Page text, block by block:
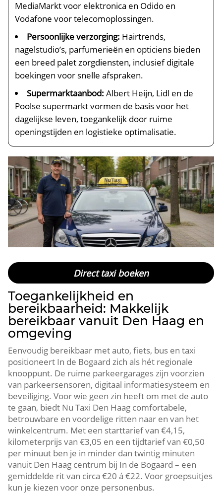
MediaMarkt voor elektronica en Odido en
Vodafone voor telecomoplossingen.​
Persoonlijke verzorging: Hairtrends,
nagelstudio’s, parfumerieën en opticiens bieden
een breed palet zorgdiensten, inclusief digitale
boekingen voor snelle afspraken.​
Supermarktaanbod: Albert Heijn, Lidl en de
Poolse supermarkt vormen de basis voor het
dagelijkse leven, toegankelijk door ruime
openingstijden en logistieke optimalisatie.​
Direct taxi boeken
Toegankelijkheid en
bereikbaarheid: Makkelijk
bereikbaar vanuit Den Haag en
omgeving
Eenvoudig bereikbaar met auto, fiets, bus en taxi
positioneert In de Bogaard zich als hét regionale
knooppunt.​ De ruime parkeergarages zijn voorzien
van parkeersensoren, digitaal informatiesysteem en
beveiliging.​ Voor wie geen zin heeft om met de auto
te gaan, biedt Nu Taxi Den Haag comfortabele,
betrouwbare en voordelige ritten naar en van het
winkelcentrum.​ Met een starttarief van €4,15,
kilometerprijs van €3,05 en een tijdtarief van €0,50
per minuut ben je in minder dan twintig minuten
vanuit Den Haag centrum bij In de Bogaard – een
gemiddelde rit van circa €20 á €22.​ Voor groepsuitjes
kun je kiezen voor onze personenbus.​